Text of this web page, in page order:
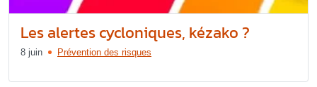
Les alertes cycloniques, kézako ?
8 juin Prévention des risques